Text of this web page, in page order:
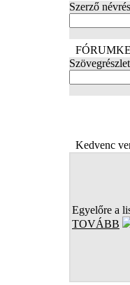
Szerző
Kedvenc
Egyelőre a
TOVÁBB